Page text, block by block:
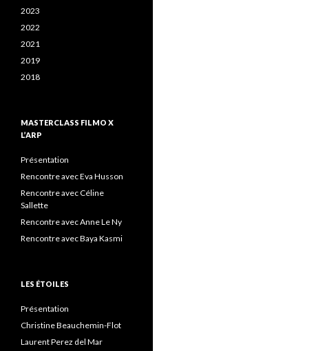
2023
2022
2021
2019
2018
MASTERCLASS FILMO X
L’ARP
Présentation
Rencontre avec Eva Husson
Rencontre avec Céline
Sallette
Rencontre avec Anne Le Ny
Rencontre avec Baya Kasmi
LES ÉTOILES
Présentation
Christine Beauchemin-Flot
Laurent Perez del Mar